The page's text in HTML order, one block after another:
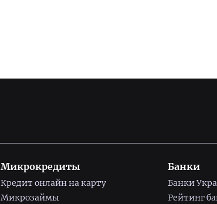
Микрокредиты
Кредит онлайн на карту
Микрозаймы
Банки
Банки
Рейтинг